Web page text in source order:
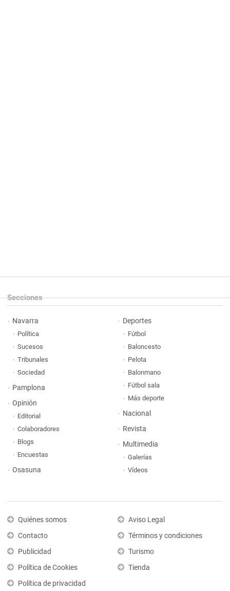
Secciones
Navarra
Política
Sucesos
Tribunales
Sociedad
Pamplona
Opinión
Editorial
Colaboradores
Blogs
Encuestas
Osasuna
Deportes
Fútbol
Baloncesto
Pelota
Balonmano
Fútbol sala
Más deporte
Nacional
Revista
Multimedia
Galerías
Vídeos
Quiénes somos
Contacto
Publicidad
Política de Cookies
Política de privacidad
Aviso Legal
Términos y condiciones
Turismo
Tienda